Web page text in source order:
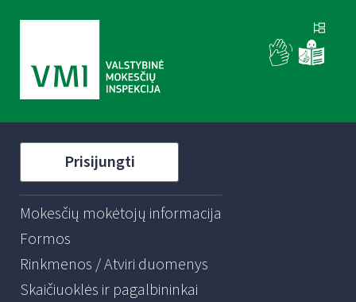
Prisijungti
Mokesčių mokėtojų informacija
Formos
Rinkmenos / Atviri duomenys
Skaičiuoklės ir pagalbininkai